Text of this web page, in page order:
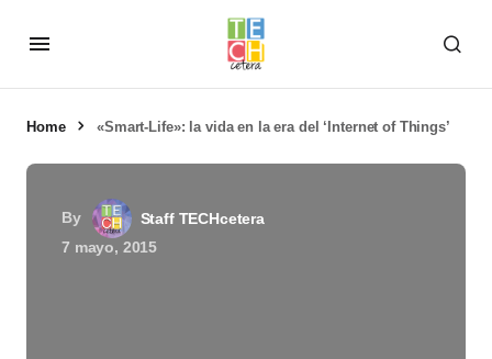
Home «Smart-Life»: la vida en la era del ‘Internet of Things’
By
Staff TECHcetera
7 mayo, 2015